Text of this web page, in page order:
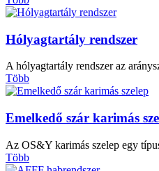
Hólyagtartály rendszer
A hólyagtartály rendszer az
Több
Emelkedő szár karimás
Az OS&Y karimás szelep egy
Több